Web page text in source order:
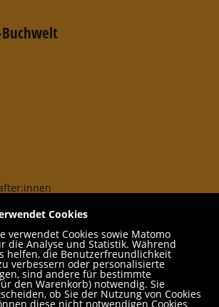
Cookies
verwendet Cookies sowie Matomo
die Analyse und Statistik. Während
helfen, die Benutzerfreundlichkeit
verbessern oder personalisierte
sind andere für bestimmte
den Warenkorb) notwendig. Sie
ob Sie der Nutzung von Cookies
diese nicht notwendigen Cookies